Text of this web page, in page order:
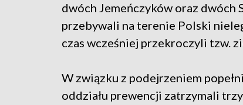
dwóch Jemeńczyków oraz dwóch
przebywali na terenie Polski
czas wcześniej przekroczyli tzw.
W związku z podejrzeniem
oddziału prewencji zatrzymali